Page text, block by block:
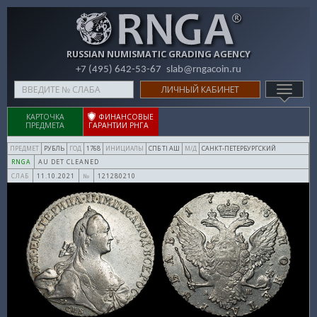
RUSSIAN NUMISMATIC GRADING AGENCY
+7 (495) 642-53-67 slab@rngacoin.ru
Type
your
search
here
ЛИЧНЫЙ КАБИНЕТ
КАРТОЧКА
ПРЕДМЕТА
ФИНАНСОВЫЕ
ГАРАНТИИ РНГА
ПРЕДМЕТ РУБЛЬ ГОД 1768 ИНИЦИАЛЫ СПБ TI АШ М/Д САНКТ-ПЕТЕРБУРГСКИЙ
RNGA AU DET CLEANED
СЛАБ 11.10.2021 № 121280210